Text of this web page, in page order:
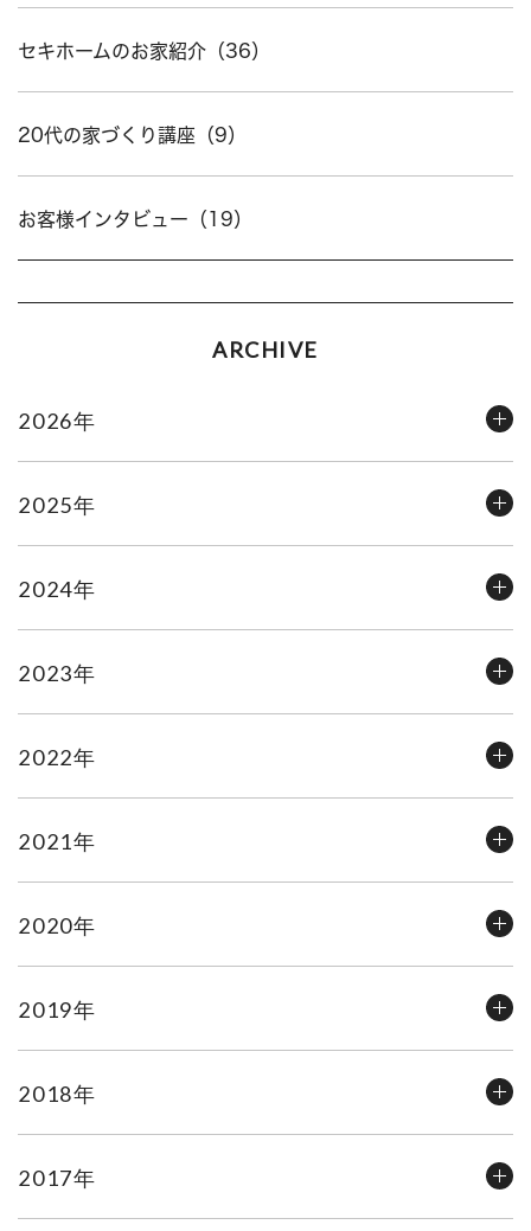
セキホームのお家紹介（36）
20代の家づくり講座（9）
お客様インタビュー（19）
ARCHIVE
2026年
2025年
2024年
2023年
2022年
2021年
2020年
2019年
2018年
2017年